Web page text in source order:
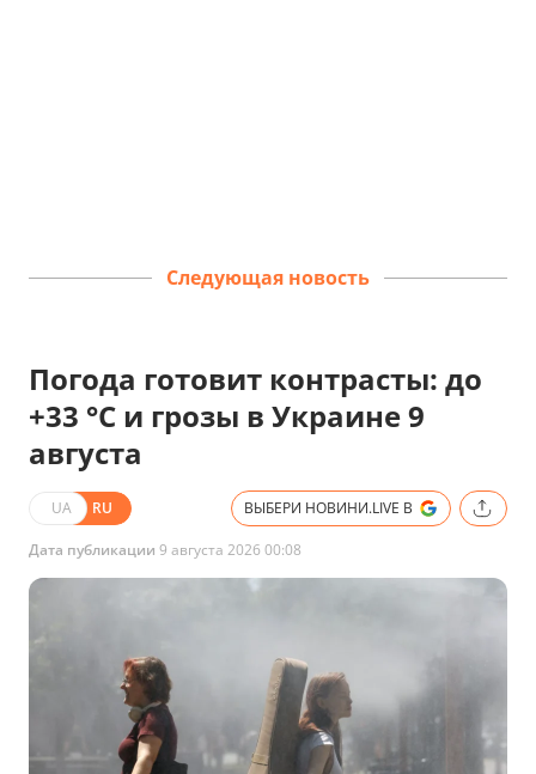
Следующая новость
Погода готовит контрасты: до
+33 °C и грозы в Украине 9
августа
UA RU ВЫБЕРИ НОВИНИ.LIVE В
Дата публикации 9 августа 2026 00:08